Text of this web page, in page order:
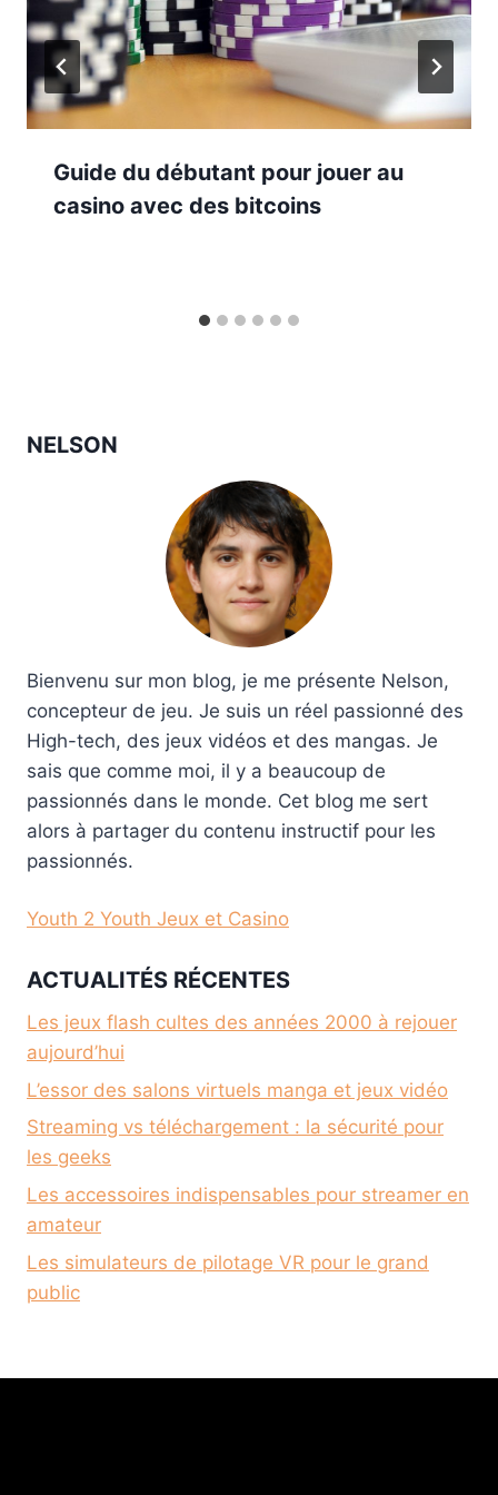
Guide du débutant pour jouer au
casino avec des bitcoins
NELSON
Bienvenu sur mon blog, je me présente Nelson,
concepteur de jeu. Je suis un réel passionné des
High-tech, des jeux vidéos et des mangas. Je
sais que comme moi, il y a beaucoup de
passionnés dans le monde. Cet blog me sert
alors à partager du contenu instructif pour les
passionnés.
Youth 2 Youth Jeux et Casino
ACTUALITÉS RÉCENTES
Les jeux flash cultes des années 2000 à rejouer
aujourd’hui
L’essor des salons virtuels manga et jeux vidéo
Streaming vs téléchargement : la sécurité pour
les geeks
Les accessoires indispensables pour streamer en
amateur
Les simulateurs de pilotage VR pour le grand
public